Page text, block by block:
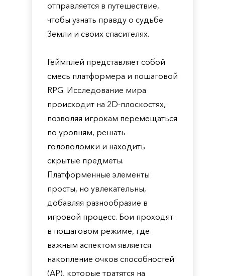
отправляется в путешествие,
чтобы узнать правду о судьбе
Земли и своих спасителях.
Геймплей представляет собой
смесь платформера и пошаговой
RPG. Исследование мира
происходит на 2D-плоскостях,
позволяя игрокам перемещаться
по уровням, решать
головоломки и находить
скрытые предметы.
Платформенные элементы
просты, но увлекательны,
добавляя разнообразие в
игровой процесс. Бои проходят
в пошаговом режиме, где
важным аспектом является
накопление очков способностей
(AP), которые тратятся на